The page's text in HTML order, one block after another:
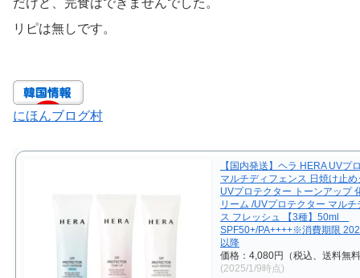
だけど、完食はできませんでした。
リピは無しです。
にほんブログ村
【国内発送】ヘラ HERA UVプ
マルチディフェンス 日焼け止め
UVプロテクター トーンアップ
リーム /UVプロテクター マルチ
ス フレッシュ 【3種】50ml
SPF50+/PA++++※消費期限
以降
価格：4,080円（税込、送料無
(2025/1/9時点)